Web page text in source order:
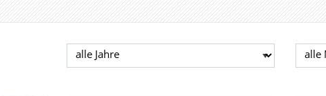
Jahr auswählen